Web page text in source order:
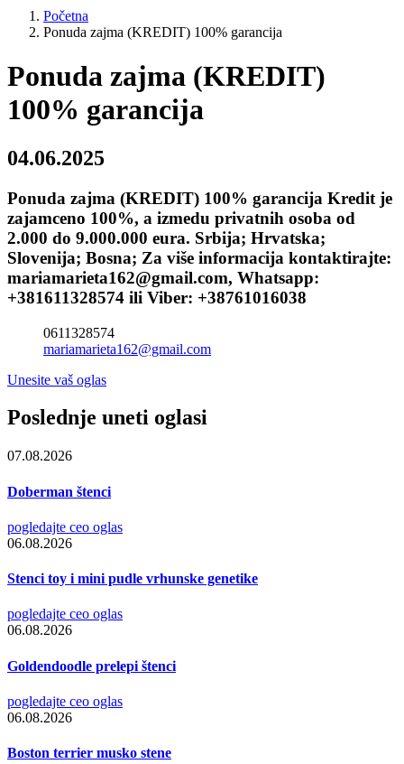
Početna
Ponuda zajma (KREDIT) 100% garancija
Ponuda zajma (KREDIT)
100% garancija
04.06.2025
Ponuda zajma (KREDIT) 100% garancija Kredit je
zajamceno 100%, a izmedu privatnih osoba od
2.000 do 9.000.000 eura. Srbija; Hrvatska;
Slovenija; Bosna; Za više informacija kontaktirajte:
mariamarieta162@gmail.com, Whatsapp:
+381611328574 ili Viber: +38761016038
0611328574
mariamarieta162@gmail.com
Unesite vaš oglas
Poslednje uneti oglasi
07.08.2026
Doberman štenci
pogledajte ceo oglas
06.08.2026
Stenci toy i mini pudle vrhunske genetike
pogledajte ceo oglas
06.08.2026
Goldendoodle prelepi štenci
pogledajte ceo oglas
06.08.2026
Boston terrier musko stene